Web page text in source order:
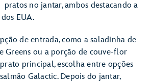
no jantar, ambos destacando a
EUA.
de entrada, como a saladinha de
Greens ou a porção de couve-flor
principal, escolha entre opções
Galactic. Depois do jantar,